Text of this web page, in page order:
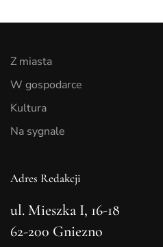
Z miasta
W gospodarce
Kultura
Na sygnale
Adres Redakcji
ul. Mieszka I, 16-18
62-200 Gniezno